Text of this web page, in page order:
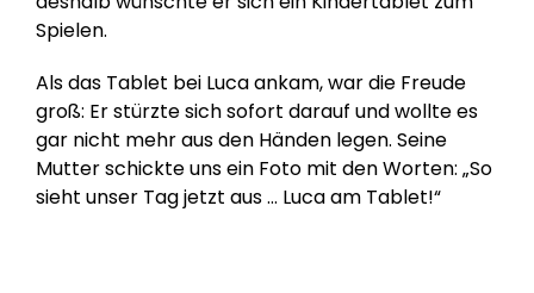
Spielen.
Als das Tablet bei Luca ankam, war die Freude
groß: Er stürzte sich sofort darauf und wollte es
gar nicht mehr aus den Händen legen. Seine
Mutter schickte uns ein Foto mit den Worten: „So
sieht unser Tag jetzt aus … Luca am Tablet!“